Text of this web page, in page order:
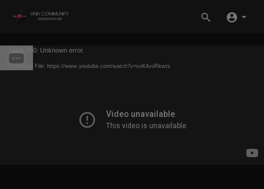
Code 150: Unknown error.
Download File: https://www.youtube.com/watch?v=xoK4voRkwts